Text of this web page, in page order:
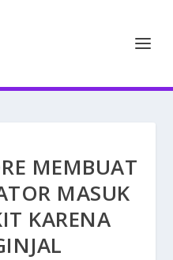
MEMBUAT
MASUK
KARENA